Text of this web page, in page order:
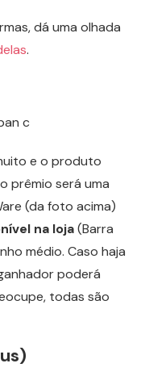
dá uma olhada
.
e o produto
prêmio será uma
(da foto acima)
na loja(Barra
médio. Caso haja
poderá
todas são